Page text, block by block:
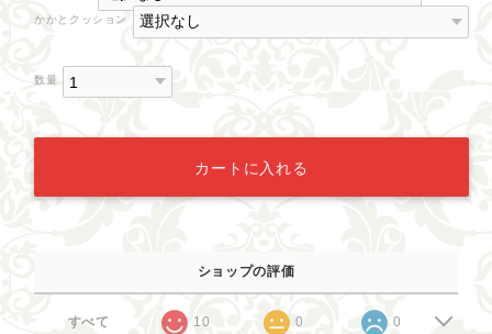
かかとクッション
数量
カートに入れる
ショップの評価
すべて 10 0 0